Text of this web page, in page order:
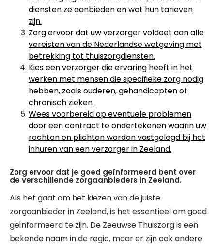
diensten ze aanbieden en wat hun tarieven
zijn.
Zorg ervoor dat uw verzorger voldoet aan alle
vereisten van de Nederlandse wetgeving met
betrekking tot thuiszorgdiensten.
Kies een verzorger die ervaring heeft in het
werken met mensen die specifieke zorg nodig
hebben, zoals ouderen, gehandicapten of
chronisch zieken.
Wees voorbereid op eventuele problemen
door een contract te ondertekenen waarin uw
rechten en plichten worden vastgelegd bij het
inhuren van een verzorger in Zeeland.
Zorg ervoor dat je goed geïnformeerd bent over
de verschillende zorgaanbieders in Zeeland.
Als het gaat om het kiezen van de juiste
zorgaanbieder in Zeeland, is het essentieel om goed
geïnformeerd te zijn. De Zeeuwse Thuiszorg is een
bekende naam in de regio, maar er zijn ook andere